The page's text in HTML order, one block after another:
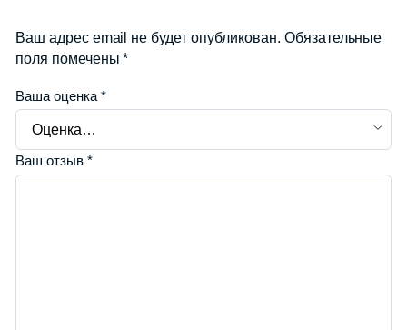
Ваш адрес email не будет опубликован. Обязательные
поля помечены*
Ваша оценка *
Ваш отзыв *